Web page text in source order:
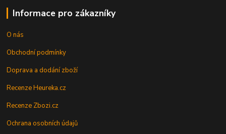
Informace pro zákazníky
O nás
Obchodní podmínky
Doprava a dodání zboží
Recenze Heureka.cz
Recenze Zbozi.cz
Ochrana osobních údajů